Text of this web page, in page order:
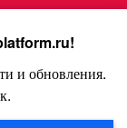
вы не
!
и обновления.